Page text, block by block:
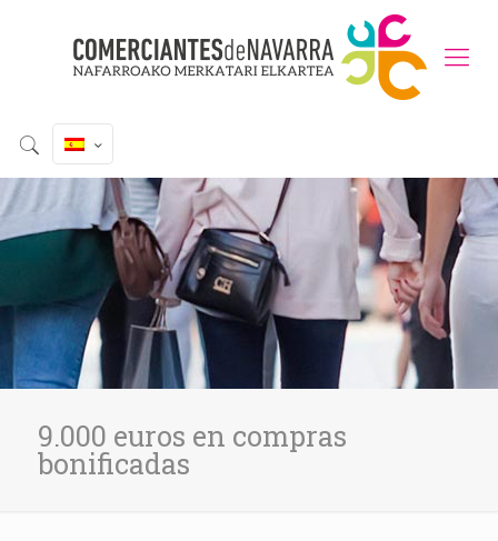
9.000 euros en compras
bonificadas